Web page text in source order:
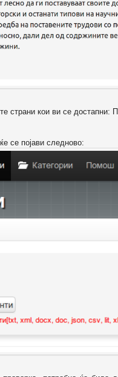
страни кои ви се достапни:
ќе се појави следново: